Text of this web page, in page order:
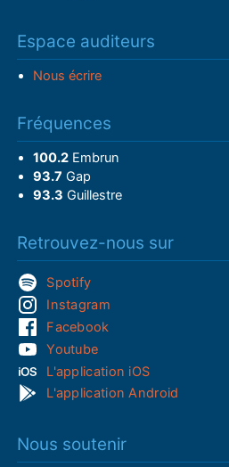
Espace auditeurs
Nous écrire
Fréquences
100.2Embrun
93.7 Gap
93.3 Guillestre
Retrouvez-nous sur
Spotify
Instagram
Facebook
Youtube
L'application iOS
L'application Android
Nous soutenir